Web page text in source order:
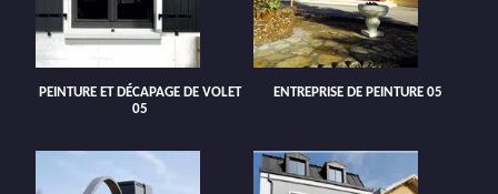
PEINTURE ET DÉCAPAGE DE VOLET
05
ENTREPRISE DE PEINTURE 05